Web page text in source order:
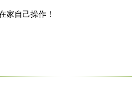
自己操作！